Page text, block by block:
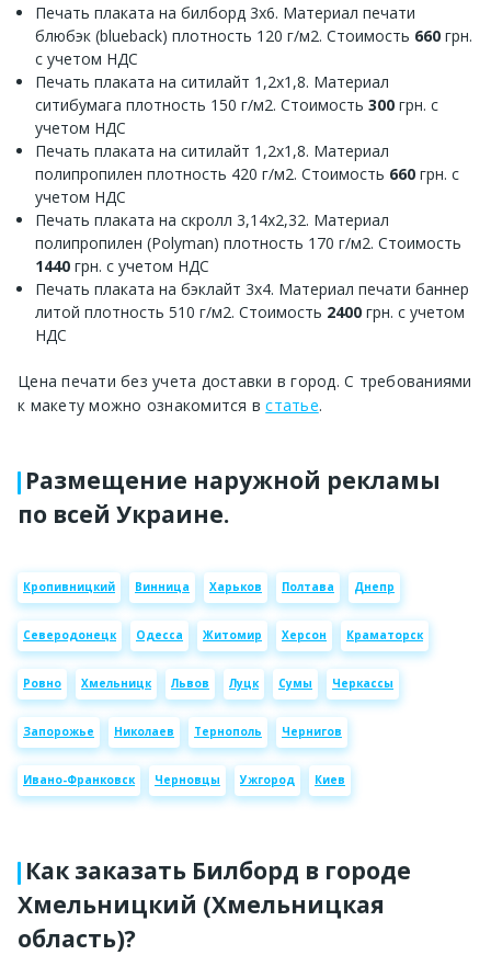
Печать плаката на билборд 3х6. Материал печати
блюбэк (blueback) плотность 120 г/м2. Стоимость 660 грн.
с учетом НДС
Печать плаката на ситилайт 1,2х1,8. Материал
ситибумага плотность 150 г/м2. Стоимость 300 грн. с
учетом НДС
Печать плаката на ситилайт 1,2х1,8. Материал
полипропилен плотность 420 г/м2. Стоимость 660 грн. с
учетом НДС
Печать плаката на скролл 3,14х2,32. Материал
полипропилен (Polyman) плотность 170 г/м2. Стоимость
1440 грн. с учетом НДС
Печать плаката на бэклайт 3х4. Материал печати баннер
литой плотность 510 г/м2. Стоимость 2400 грн. с учетом
НДС
Цена печати без учета доставки в город. С требованиями
к макету можно ознакомится встатье.
Размещение наружной рекламы
по всей Украине.
Кропивницкий Винница Харьков Полтава Днепр
Северодонецк Одесса Житомир Херсон Краматорск
Ровно Хмельницк Львов Луцк Сумы Черкассы
Запорожье Николаев Тернополь Чернигов
Ивано-Франковск Черновцы Ужгород Киев
Как заказать Билборд в городе
Хмельницкий (Хмельницкая
область)?